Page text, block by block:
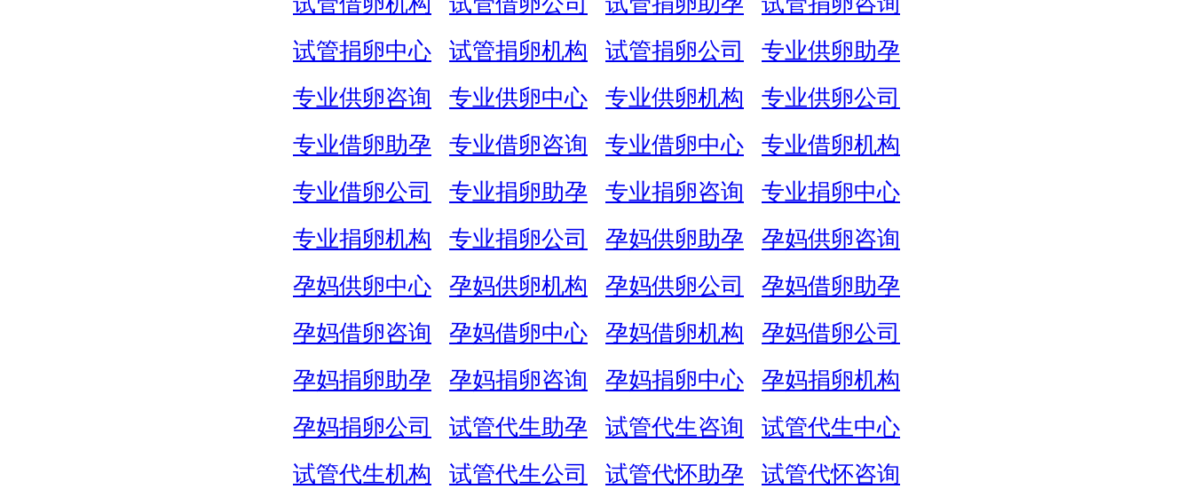
试管捐卵中心
试管捐卵机构 试管捐卵公司
专业供卵助孕
专业供卵咨询
专业供卵中心 专业供卵机构
专业供卵公司
专业借卵助孕
专业借卵咨询 专业借卵中心
专业借卵机构
专业借卵公司
专业捐卵助孕 专业捐卵咨询
专业捐卵中心
专业捐卵机构
专业捐卵公司 孕妈供卵助孕
孕妈供卵咨询
孕妈供卵中心
孕妈供卵机构 孕妈供卵公司
孕妈借卵助孕
孕妈借卵咨询
孕妈借卵中心 孕妈借卵机构
孕妈借卵公司
孕妈捐卵助孕
孕妈捐卵咨询 孕妈捐卵中心
孕妈捐卵机构
孕妈捐卵公司
试管代生助孕 试管代生咨询
试管代生中心
试管代生机构
试管代生公司 试管代怀助孕
试管代怀咨询